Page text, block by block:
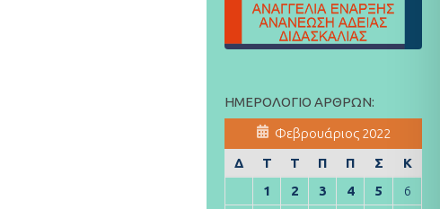
ΗΜΕΡΟΛΌΓΙΟ ΆΡΘΡΩΝ:
Φεβρουάριος 2022
Δ
Τ Τ Π Π Σ
Κ
1
2 3 4 5
6